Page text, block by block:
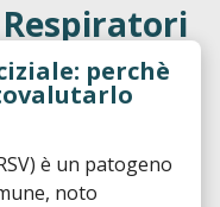
perchè
è un patogeno
noto